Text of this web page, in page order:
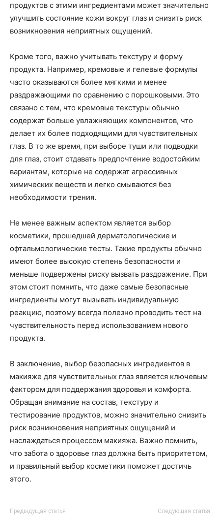
продуктов с этими ингредиентами может значительно
улучшить состояние кожи вокруг глаз и снизить риск
возникновения неприятных ощущений.
Кроме того, важно учитывать текстуру и форму
продукта. Например, кремовые и гелевые формулы
часто оказываются более мягкими и менее
раздражающими по сравнению с порошковыми. Это
связано с тем, что кремовые текстуры обычно
содержат больше увлажняющих компонентов, что
делает их более подходящими для чувствительных
глаз. В то же время, при выборе туши или подводки
для глаз, стоит отдавать предпочтение водостойким
вариантам, которые не содержат агрессивных
химических веществ и легко смываются без
необходимости трения.
Не менее важным аспектом является выбор
косметики, прошедшей дерматологические и
офтальмологические тесты. Такие продукты обычно
имеют более высокую степень безопасности и
меньше подвержены риску вызвать раздражение. При
этом стоит помнить, что даже самые безопасные
ингредиенты могут вызывать индивидуальную
реакцию, поэтому всегда полезно проводить тест на
чувствительность перед использованием нового
продукта.
В заключение, выбор безопасных ингредиентов в
макияже для чувствительных глаз является ключевым
фактором для поддержания здоровья и комфорта.
Обращая внимание на состав, текстуру и
тестирование продуктов, можно значительно снизить
риск возникновения неприятных ощущений и
наслаждаться процессом макияжа. Важно помнить,
что забота о здоровье глаз должна быть приоритетом,
и правильный выбор косметики поможет достичь
этого.
Предыдущая статья Следующая статья